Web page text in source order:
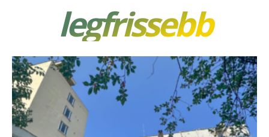
legfrissebb